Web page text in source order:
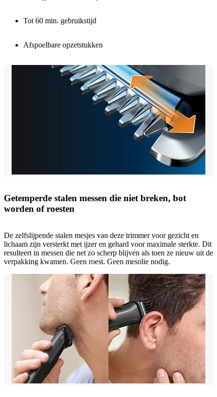
Tot 60 min. gebruikstijd
Afspoelbare opzetstukken
Getemperde stalen messen die niet breken, bot
worden of roesten
De zelfslijpende stalen mesjes van deze trimmer voor gezicht en
lichaam zijn versterkt met ijzer en gehard voor maximale sterkte. Dit
resulteert in messen die net zo scherp blijven als toen ze nieuw uit de
verpakking kwamen. Geen roest. Geen mesolie nodig.